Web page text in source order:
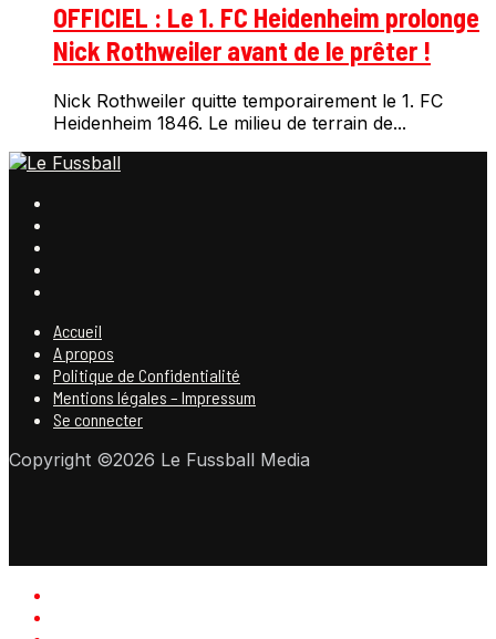
OFFICIEL : Le 1. FC Heidenheim prolonge
Nick Rothweiler avant de le prêter !
Nick Rothweiler quitte temporairement le 1. FC
Heidenheim 1846. Le milieu de terrain de...
Accueil
A propos
Politique de Confidentialité
Mentions légales – Impressum
Se connecter
Copyright ©2026 Le Fussball Media